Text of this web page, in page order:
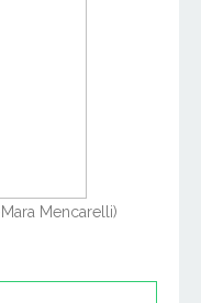
Mencarelli)